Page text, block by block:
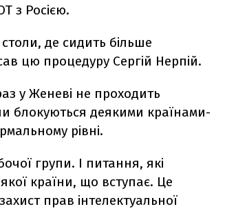
з Росією.
столи, де сидить більше
цю процедуру Сергій Нерпій.
у Женеві не проходить
блокуються деякими країнами-
рівні.
групи. І питання, які
країни, що вступає. Це
прав інтелектуальної